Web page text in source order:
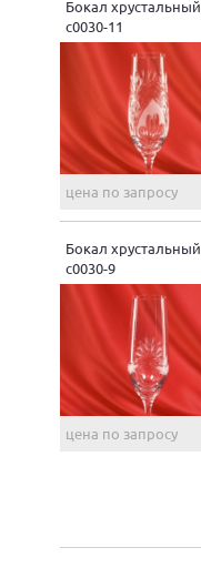
Бокал хрустальный
с0030-11
цена по запросу
Бокал хрустальный
с0030-9
цена по запросу